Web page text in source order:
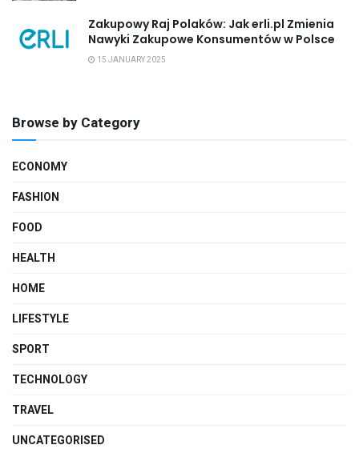
Zakupowy Raj Polaków: Jak erli.pl Zmienia
Nawyki Zakupowe Konsumentów w Polsce
15 JANUARY 2025
Browse by Category
ECONOMY
FASHION
FOOD
HEALTH
HOME
LIFESTYLE
SPORT
TECHNOLOGY
TRAVEL
UNCATEGORISED